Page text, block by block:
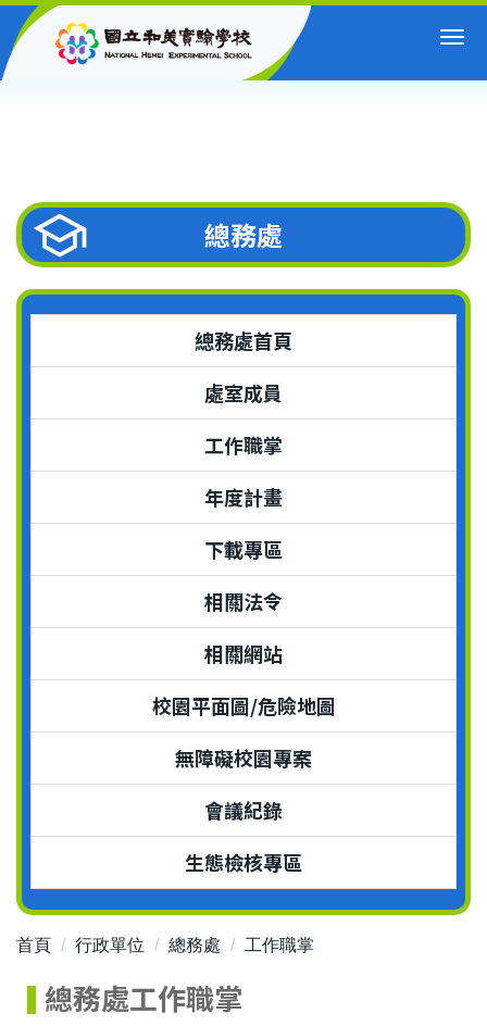
跳
到
總務處
總務處首頁
處室成員
工作職掌
年度計畫
下載專區
相關法令
相關網站
校園平面圖/危險地圖
無障礙校園專案
會議紀錄
生態檢核專區
首頁 行政單位 總務處 工作職掌
總務處工作職掌